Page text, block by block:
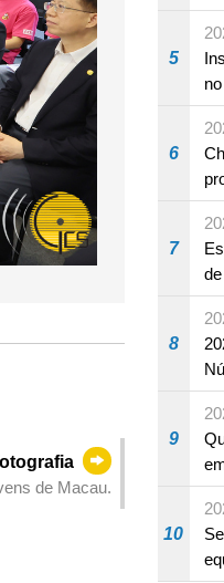
de Macau.
5
6
7
8
9
10